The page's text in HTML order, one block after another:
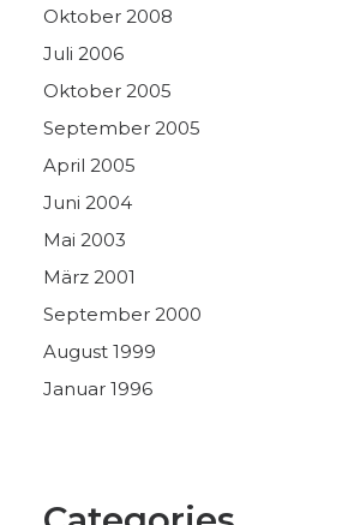
Oktober 2008
Juli 2006
Oktober 2005
September 2005
April 2005
Juni 2004
Mai 2003
März 2001
September 2000
August 1999
Januar 1996